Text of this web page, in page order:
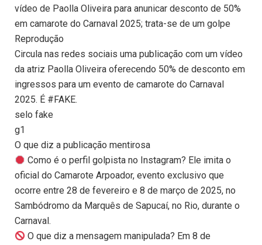
vídeo de Paolla Oliveira para anunicar desconto de 50%
em camarote do Carnaval 2025; trata-se de um golpe
Reprodução
Circula nas redes sociais uma publicação com um vídeo
da atriz Paolla Oliveira oferecendo 50% de desconto em
ingressos para um evento de camarote do Carnaval
2025. É #FAKE.
selo fake
g1
O que diz a publicação mentirosa
Como é o perfil golpista no Instagram? Ele imita o
oficial do Camarote Arpoador, evento exclusivo que
ocorre entre 28 de fevereiro e 8 de março de 2025, no
Sambódromo da Marquês de Sapucaí, no Rio, durante o
Carnaval.
O que diz a mensagem manipulada? Em 8 de